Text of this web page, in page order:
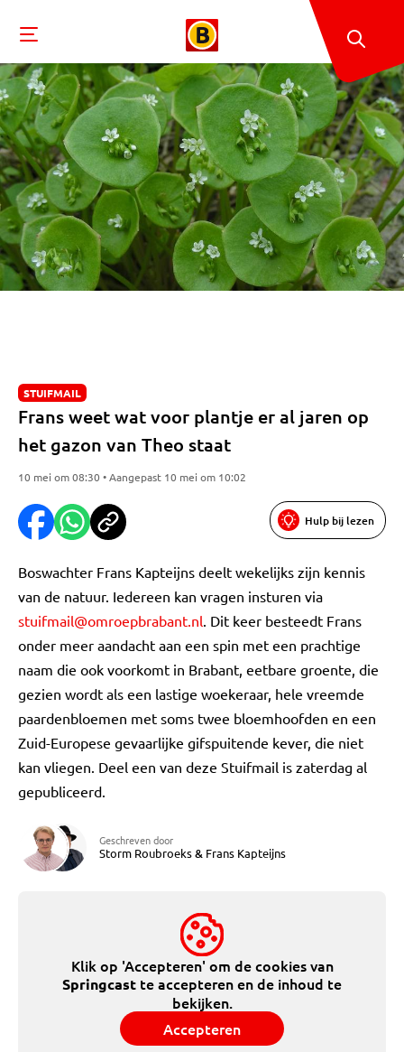
STUIFMAIL
Frans weet wat voor plantje er al jaren op
het gazon van Theo staat
10 mei om 08:30 • Aangepast 10 mei om 10:02
Hulp bij lezen
Boswachter Frans Kapteijns deelt wekelijks zijn kennis
van de natuur. Iedereen kan vragen insturen via
stuifmail@omroepbrabant.nl. Dit keer besteedt Frans
onder meer aandacht aan een spin met een prachtige
naam die ook voorkomt in Brabant, eetbare groente, die
gezien wordt als een lastige woekeraar, hele vreemde
paardenbloemen met soms twee bloemhoofden en een
Zuid-Europese gevaarlijke gifspuitende kever, die niet
kan vliegen. Deel een van deze Stuifmail is zaterdag al
gepubliceerd.
Geschreven door
Storm Roubroeks& Frans Kapteijns
Klik op 'Accepteren' om de cookies van
Springcast te accepteren en de inhoud te
bekijken.
Accepteren